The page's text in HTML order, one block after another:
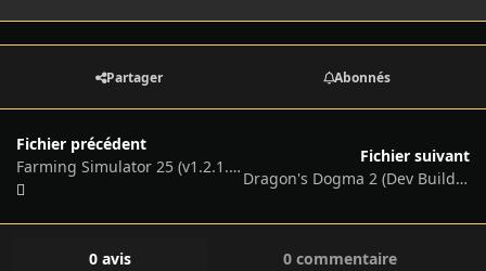
Partager Abonnés
Fichier précédent
Farming Simulator 25 (v1.2.1.0-37515/46627 + 2 DLC's + Multiplayer + Partial Windows 7 Fix, MULTi26)
Fichier suivant
Dragon's Dogma 2 (Dev Build v1.0.0.1, MULTi14)
0 avis 0 commentaire